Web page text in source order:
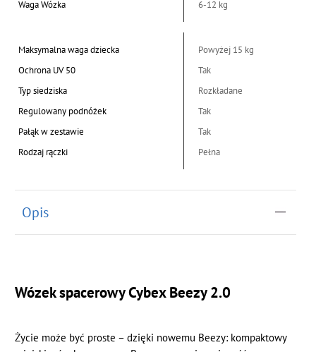
Waga Wózka
6-12 kg
Maksymalna waga dziecka
Powyżej 15 kg
Ochrona UV 50
Tak
Typ siedziska
Rozkładane
Regulowany podnóżek
Tak
Pałąk w zestawie
Tak
Rodzaj rączki
Pełna
Opis
Wózek spacerowy Cybex Beezy 2.0
Życie może być proste – dzięki nowemu Beezy: kompaktowy